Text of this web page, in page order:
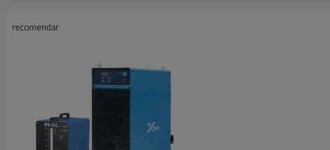
fuente de alimentación
recomendar